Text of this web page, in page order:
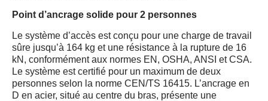
Point d’ancrage solide pour 2 personnes
Le système d’accès est conçu pour une charge de travail
sûre jusqu’à 164 kg et une résistance à la rupture de 16
kN, conformément aux normes EN, OSHA, ANSI et CSA.
Le système est certifié pour un maximum de deux
personnes selon la norme CEN/TS 16415. L’ancrage en
D en acier, situé au centre du bras, présente une